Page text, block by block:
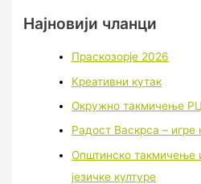
Најновији чланци
Праскозорје 2026
Креативни кутак
Окружно такмичење
Радост Васкрса – игре
Општинско такмичење
језичке културе